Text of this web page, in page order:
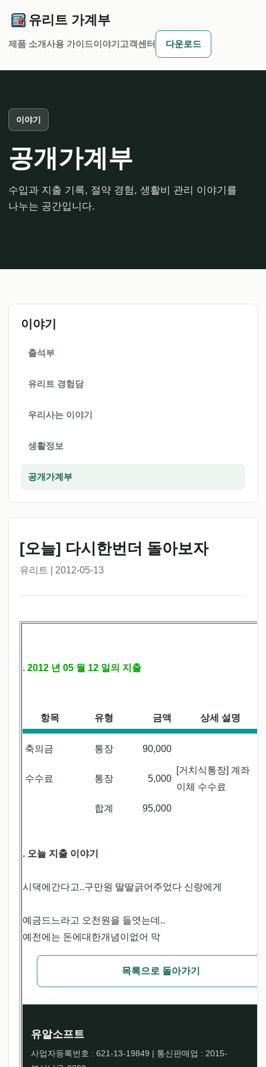
유리트 가계부
제품 소개사용 가이드이야기 고객센터 다운로드
이야기
공개가계부
수입과 지출 기록, 절약 경험, 생활비 관리 이야기를
나누는 공간입니다.
이야기
출석부
유리트 경험담
우리사는 이야기
생활정보
공개가계부
[오늘] 다시한번더 돌아보자
유리트 | 2012-05-13
. 2012 년 05 월 12 일의 지출
항목 유형 금액 상세 설명
축의금 통장 90,000
수수료 통장 5,000
[거치식통장] 계좌
이체 수수료
합계 95,000
. 오늘 지출 이야기
시댁에간다고..구만원 딸딸긁어주었다 신랑에게
예금드느라고 오천원을 들엿는데..
예전에는 돈에대한개념이없어 막
목록으로 돌아가기
유알소프트
사업자등록번호 : 621-13-19849 | 통신판매업 : 2015-